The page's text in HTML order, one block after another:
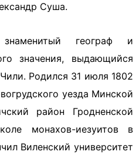
Суша.
географ и
значения, выдающийся
Родился 31 июля 1802
уезда Минской
район Гродненской
монахов-иезуитов в
Виленский университет